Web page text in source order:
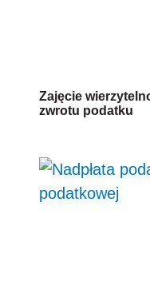
Zajęcie
zwrotu podatku